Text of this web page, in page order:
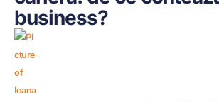
business?